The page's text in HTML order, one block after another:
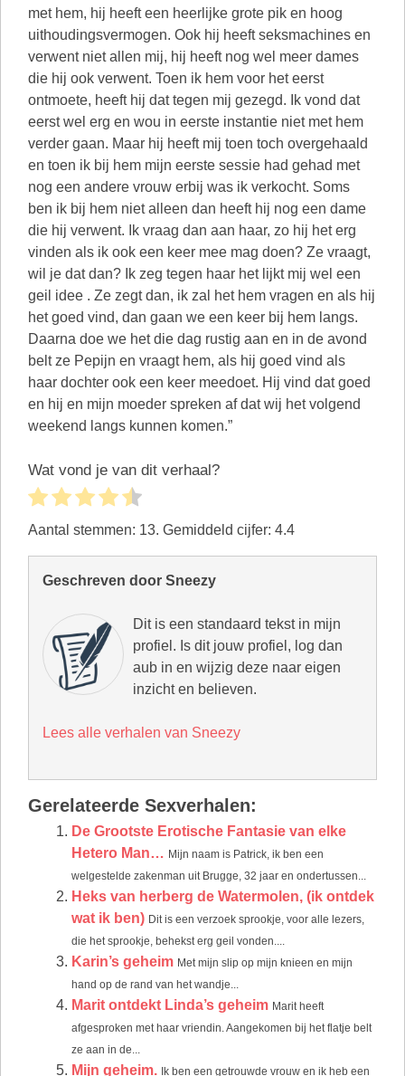
met hem, hij heeft een heerlijke grote pik en hoog
uithoudingsvermogen. Ook hij heeft seksmachines en
verwent niet allen mij, hij heeft nog wel meer dames
die hij ook verwent. Toen ik hem voor het eerst
ontmoete, heeft hij dat tegen mij gezegd. Ik vond dat
eerst wel erg en wou in eerste instantie niet met hem
verder gaan. Maar hij heeft mij toen toch overgehaald
en toen ik bij hem mijn eerste sessie had gehad met
nog een andere vrouw erbij was ik verkocht. Soms
ben ik bij hem niet alleen dan heeft hij nog een dame
die hij verwent. Ik vraag dan aan haar, zo hij het erg
vinden als ik ook een keer mee mag doen? Ze vraagt,
wil je dat dan? Ik zeg tegen haar het lijkt mij wel een
geil idee . Ze zegt dan, ik zal het hem vragen en als hij
het goed vind, dan gaan we een keer bij hem langs.
Daarna doe we het die dag rustig aan en in de avond
belt ze Pepijn en vraagt hem, als hij goed vind als
haar dochter ook een keer meedoet. Hij vind dat goed
en hij en mijn moeder spreken af dat wij het volgend
weekend langs kunnen komen.”
Wat vond je van dit verhaal?
Aantal stemmen: 13. Gemiddeld cijfer: 4.4
Geschreven door Sneezy
Dit is een standaard tekst in mijn
profiel. Is dit jouw profiel, log dan
aub in en wijzig deze naar eigen
inzicht en believen.
Lees alle verhalen van Sneezy
Gerelateerde Sexverhalen:
De Grootste Erotische Fantasie van elke
Hetero Man… Mijn naam is Patrick, ik ben een
welgestelde zakenman uit Brugge, 32 jaar en ondertussen...
Heks van herberg de Watermolen, (ik ontdek
wat ik ben) Dit is een verzoek sprookje, voor alle lezers,
die het sprookje, behekst erg geil vonden....
Karin’s geheim Met mijn slip op mijn knieen en mijn
hand op de rand van het wandje...
Marit ontdekt Linda’s geheim Marit heeft
afgesproken met haar vriendin. Aangekomen bij het flatje belt
ze aan in de...
Mijn geheim. Ik ben een getrouwde vrouw en ik heb een